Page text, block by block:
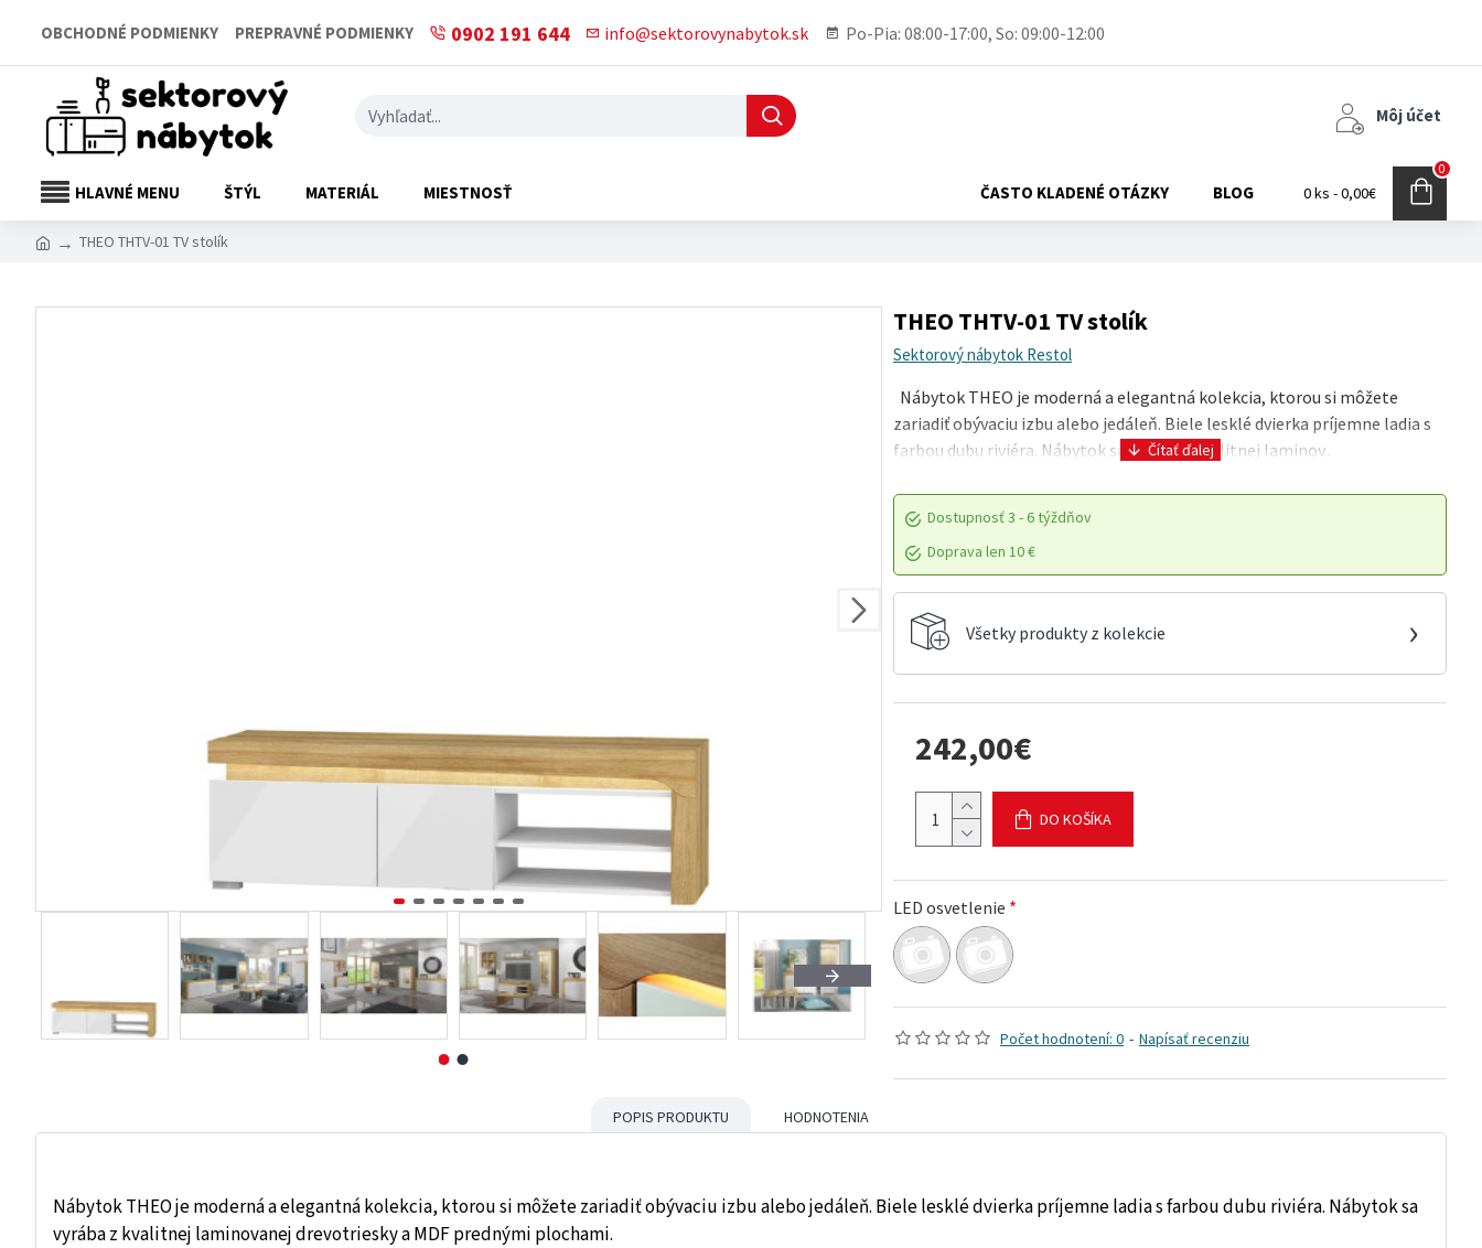
OBCHODNÉ PODMIENKY PREPRAVNÉ PODMIENKY 0902 191 644 info@sektorovynabytok.sk Po-Pia: 08:00-17:00, So: 09:00-12:00
Môj účet
HLAVNÉ MENU ŠTÝL MATERIÁL MIESTNOSŤ ČASTO KLADENÉ OTÁZKY BLOG 0 ks - 0,00€
0
THEO THTV-01 TV stolík
THEO THTV-01 TV stolík
Sektorový nábytok Restol
Nábytok THEO je moderná a elegantná kolekcia, ktorou si môžete
zariadiť obývaciu izbu alebo jedáleň. Biele lesklé dvierka príjemne ladia s
farbou dubu riviéra. Nábytok sa vyrába z kvalitnej laminov..
Dostupnosť3 - 6 týždňov
Doprava len 10 €
Všetky produkty z kolekcie ›
Počet hodnotení: 0 - Napísať recenziu
242,00€
LED osvetlenie
DO KOŠÍKA
POPIS PRODUKTU HODNOTENIA
Nábytok THEO je moderná a elegantná kolekcia, ktorou si môžete zariadiť obývaciu izbu alebo jedáleň. Biele lesklé dvierka príjemne ladia s farbou dubu riviéra. Nábytok sa
vyrába z kvalitnej laminovanej drevotriesky a MDF prednými plochami.